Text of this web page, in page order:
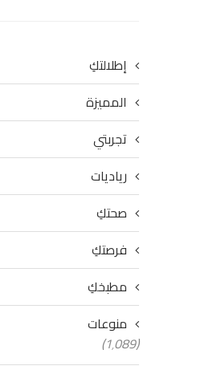
إطلالتكِ
المميزة
تجربتي
رياديات
صحتكِ
فرصتكِ
مطبخكِ
منوعات
(1٬089)